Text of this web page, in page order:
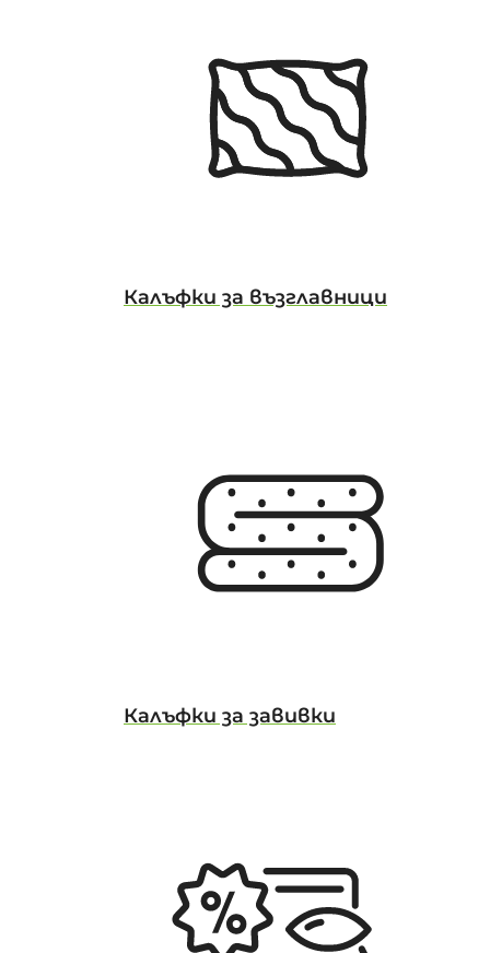
Калъфки за възглавници
Калъфки за завивки